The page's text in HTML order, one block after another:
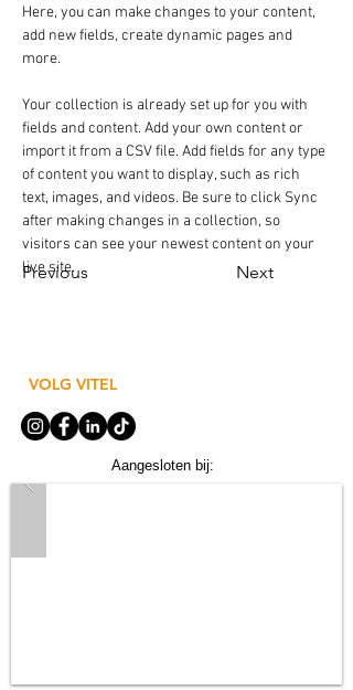
Previous Next
Here, you can make changes to your content,
add new fields, create dynamic pages and
more.
Your collection is already set up for you with
fields and content. Add your own content or
import it from a CSV file. Add fields for any type
of content you want to display, such as rich
text, images, and videos. Be sure to click Sync
after making changes in a collection, so
visitors can see your newest content on your
live site.
VOLG VITEL
Aangesloten bij: